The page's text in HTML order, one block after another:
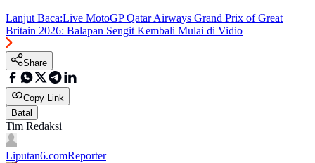
Lanjut Baca:Live MotoGP Qatar Airways Grand Prix of Great
Britain 2026: Balapan Sengit Kembali Mulai di Vidio
Share
Copy Link
Batal
Tim Redaksi
Liputan6.comReporter